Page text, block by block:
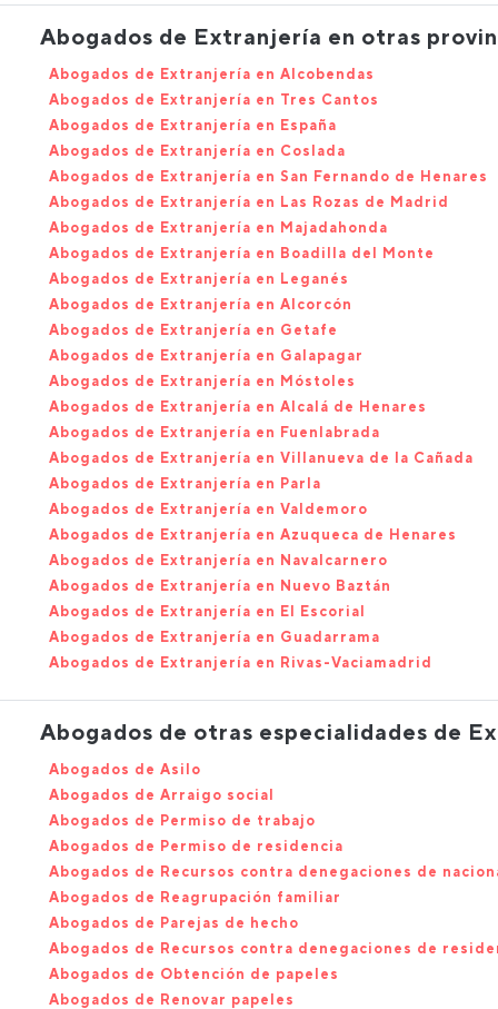
Abogados de Extranjería en otras
Abogados de Extranjería en Alcobendas
Abogados de Extranjería en Tres Cantos
Abogados de Extranjería en España
Abogados de Extranjería en Coslada
Abogados de Extranjería en San Fernando de Henares
Abogados de Extranjería en Las Rozas de Madrid
Abogados de Extranjería en Majadahonda
Abogados de Extranjería en Boadilla del Monte
Abogados de Extranjería en Leganés
Abogados de Extranjería en Alcorcón
Abogados de Extranjería en Getafe
Abogados de Extranjería en Galapagar
Abogados de Extranjería en Móstoles
Abogados de Extranjería en Alcalá de Henares
Abogados de Extranjería en Fuenlabrada
Abogados de Extranjería en Villanueva de la Cañada
Abogados de Extranjería en Parla
Abogados de Extranjería en Valdemoro
Abogados de Extranjería en Azuqueca de Henares
Abogados de Extranjería en Navalcarnero
Abogados de Extranjería en Nuevo Baztán
Abogados de Extranjería en El Escorial
Abogados de Extranjería en Guadarrama
Abogados de Extranjería en Rivas-Vaciamadrid
Abogados de otras especialidades de
Abogados de Asilo
Abogados de Arraigo social
Abogados de Permiso de trabajo
Abogados de Permiso de residencia
Abogados de Recursos contra denegaciones de
Abogados de Reagrupación familiar
Abogados de Parejas de hecho
Abogados de Recursos contra denegaciones de
Abogados de Obtención de papeles
Abogados de Renovar papeles